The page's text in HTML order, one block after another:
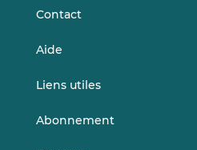
Contact
Aide
Liens utiles
Abonnement